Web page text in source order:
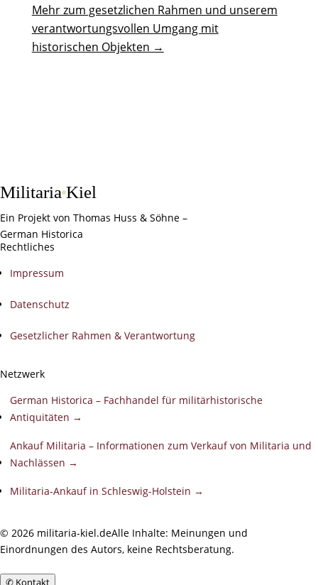
Mehr zum gesetzlichen Rahmen und unserem
verantwortungsvollen Umgang mit
historischen Objekten →
Militaria Kiel
Ein Projekt von Thomas Huss & Söhne –
German Historica
Rechtliches
Impressum
Datenschutz
Gesetzlicher Rahmen & Verantwortung
Netzwerk
German Historica – Fachhandel für militärhistorische
Antiquitäten →
Ankauf Militaria – Informationen zum Verkauf von Militaria und
Nachlässen →
Militaria-Ankauf in Schleswig-Holstein →
© 2026 militaria-kiel.deAlle Inhalte: Meinungen und
Einordnungen des Autors, keine Rechtsberatung.
✆ Kontakt